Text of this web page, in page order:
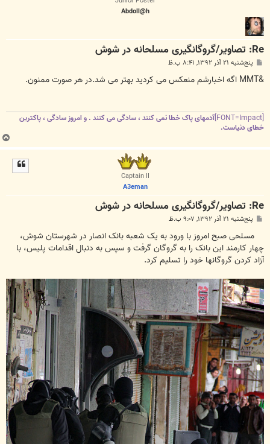
Abdoll@h
Re: تصاویر/گروگانگیری مسلحانه در شوش
س
ت
پنج‌شنبه ۲۱ آذر ۱۳۹۲, ۸:۴۱ ب.ظ
&MMT اگه اخبارشم منعکس می کردید بهتر می شد.در هر صورت ممنون.
[FONT=Impact]
آدمهای پاک خطا نمی کنند ، سادگی می کنند . و امروز سادگی ، پاکترین
خطای دنیاست.
Captain II
A3eman
Re: تصاویر/گروگانگیری مسلحانه در شوش
س
ت
پنج‌شنبه ۲۱ آذر ۱۳۹۲, ۹:۰۷ ب.ظ
مسلحی صبح امروز با ورود به یک شعبه بانک انصار در شهرستان شوش،
چهار کارمند این بانک را به گروگان گرفت و سپس به دنبال اقدامات پلیس، با
آزاد کردن گروگانها خود را تسلیم کرد.